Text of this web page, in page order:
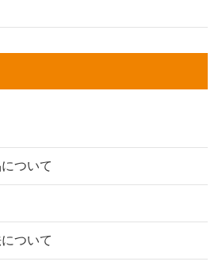
ついて
ついて